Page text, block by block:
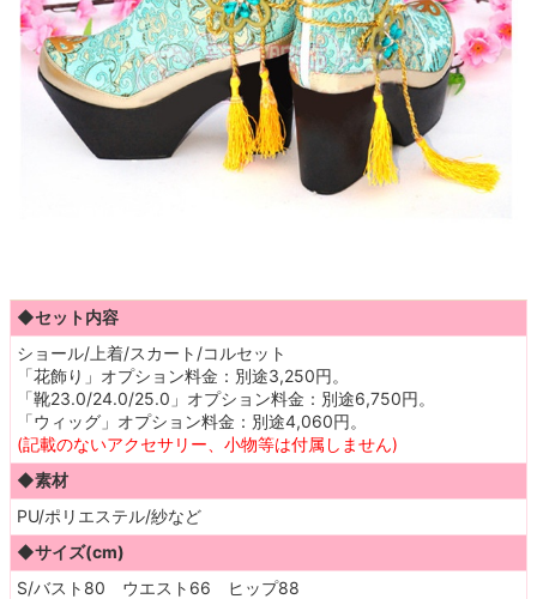
◆セット内容
ショール/上着/スカート/コルセット
「花飾り」オプション料金：別途3,250円。
「靴23.0/24.0/25.0」オプション料金：別途6,750円。
「ウィッグ」オプション料金：別途4,060円。
(記載のないアクセサリー、小物等は付属しません)
◆素材
PU/ポリエステル/紗など
◆サイズ(cm)
S/バスト80 ウエスト66 ヒップ88